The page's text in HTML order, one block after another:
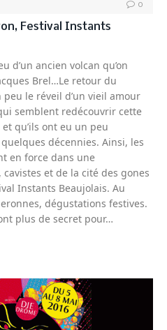
0
Festival Instants
d’un ancien volcan qu’on
Brel…Le retour du
le réveil d’un vieil amour
semblent redécouvrir cette
qu’ils ont eu un peu
décennies. Ainsi, les
en force dans une
et de la cité des gones
Instants Beaujolais. Au
dégustations festives.
plus de secret pour…